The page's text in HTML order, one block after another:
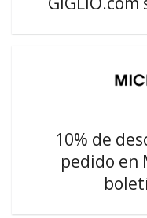
10% de
pedido en